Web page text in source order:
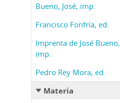
Bueno, José, imp.
Francisco Fonfría, ed.
Imprenta de José Bueno,
imp.
Pedro Rey Mora, ed.
Materia